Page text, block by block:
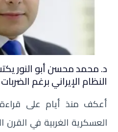
د. محمد محسن أبو النور
النظام الإيراني برغم
أعكف منذ أيام على قراءة
العسكرية الغربية في